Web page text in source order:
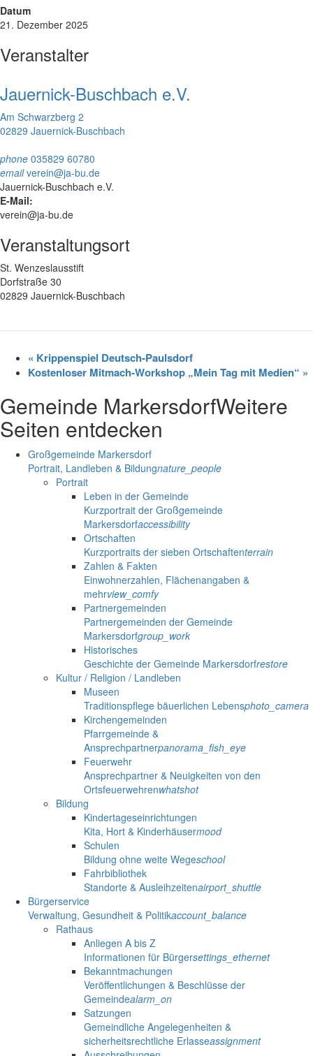
Datum
21. Dezember 2025
Veranstalter
Jauernick-Buschbach e.V.
Am Schwarzberg 2
02829 Jauernick-Buschbach
phone 035829 60780
emailverein@ja-bu.de
Jauernick-Buschbach e.V.
E-Mail:
verein@ja-bu.de
Veranstaltungsort
St. Wenzeslausstift
Dorfstraße 30
02829 Jauernick-Buschbach
« Krippenspiel Deutsch-Paulsdorf
Kostenloser Mitmach-Workshop „Mein Tag mit Medien“ »
Gemeinde MarkersdorfWeitere
Seiten entdecken
Großgemeinde Markersdorf
Portrait, Landleben & Bildungnature_people
Portrait
Leben in der Gemeinde
Kurzportrait der Großgemeinde
Markersdorfaccessibility
Ortschaften
Kurzportraits der sieben Ortschaftenterrain
Zahlen & Fakten
Einwohnerzahlen, Flächenangaben &
mehrview_comfy
Partnergemeinden
Partnergemeinden der Gemeinde
Markersdorfgroup_work
Historisches
Geschichte der Gemeinde Markersdorfrestore
Kultur / Religion / Landleben
Museen
Traditionspflege bäuerlichen Lebensphoto_camera
Kirchengemeinden
Pfarrgemeinde &
Ansprechpartnerpanorama_fish_eye
Feuerwehr
Ansprechpartner & Neuigkeiten von den
Ortsfeuerwehrenwhatshot
Bildung
Kindertageseinrichtungen
Kita, Hort & Kinderhäusermood
Schulen
Bildung ohne weite Wegeschool
Fahrbibliothek
Standorte & Ausleihzeitenairport_shuttle
Bürgerservice
Verwaltung, Gesundheit & Politikaccount_balance
Rathaus
Anliegen A bis Z
Informationen für Bürgersettings_ethernet
Bekanntmachungen
Veröffentlichungen & Beschlüsse der
Gemeindealarm_on
Satzungen
Gemeindliche Angelegenheiten &
sicherheitsrechtliche Erlasseassignment